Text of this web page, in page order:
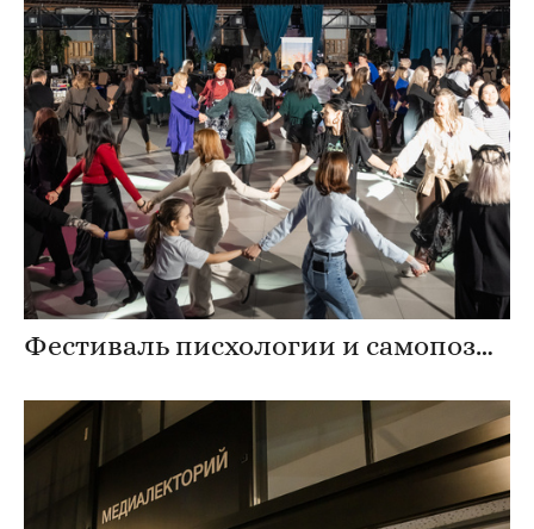
Фестиваль писхологии и самопознания